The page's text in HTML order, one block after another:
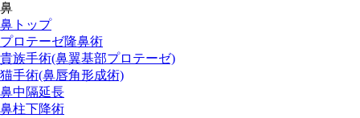
鼻
鼻トップ
プロテーゼ隆鼻術
貴族手術(鼻翼基部プロテーゼ)
猫手術(鼻唇角形成術)
鼻中隔延長
鼻柱下降術